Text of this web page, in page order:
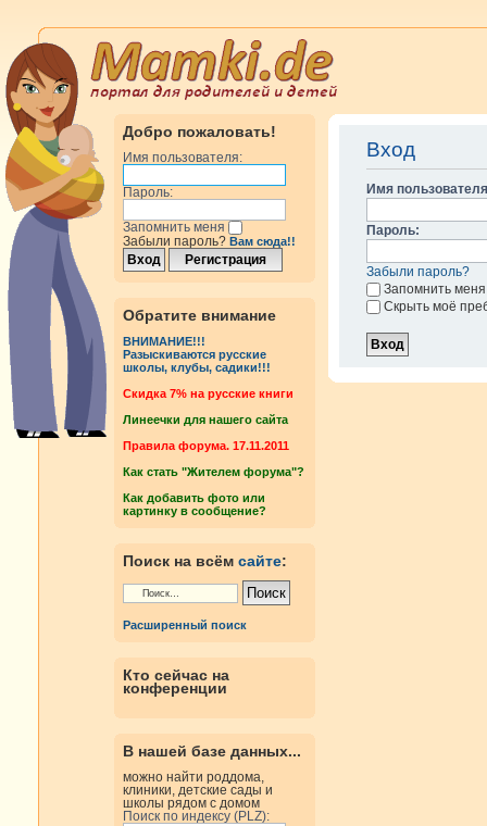
Добро пожаловать!
Имя пользователя:
Пароль:
Запомнить меня
Забыли пароль? Вам сюда!!
Обратите внимание
ВНИМАНИЕ!!!
Разыскиваются русские
школы, клубы, садики!!!
Cкидка 7% на русские книги
Линеечки для нашего сайта
Правила форума. 17.11.2011
Как стать "Жителем форума"?
Как добавить фото или
картинку в сообщение?
Поиск на всём сайте:
Расширенный поиск
Кто сейчас на
конференции
В нашей базе данных...
можно найти роддома,
клиники, детские сады и
школы рядом с домом
Поиск по индексу (PLZ):
Вход
Имя
Пароль:
Забыли пароль?
Запомнить меня
Скрыть моё